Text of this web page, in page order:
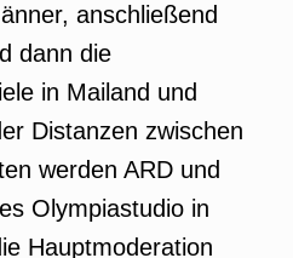
anschließend
dann die
in Mailand und
Distanzen zwischen
werden ARD und
Olympiastudio in
Hauptmoderation